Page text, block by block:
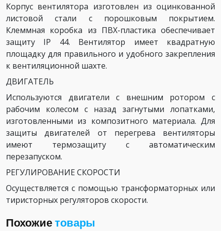
Корпус вентилятора изготовлен из оцинкованной
листовой стали с порошковым покрытием.
Клеммная коробка из ПВХ-пластика обеспечивает
защиту IP 44. Вентилятор имеет квадратную
площадку для правильного и удобного закрепления
к вентиляционной шахте.
ДВИГАТЕЛЬ
Используются двигатели с внешним ротором с
рабочим колесом с назад загнутыми лопатками,
изготовленными из композитного материала. Для
защиты двигателей от перегрева вентиляторы
имеют термозащиту с автоматическим
перезапуском.
РЕГУЛИРОВАНИЕ СКОРОСТИ
Осуществляется с помощью трансформаторных или
тиристорных регуляторов скорости.
Похожиетовары